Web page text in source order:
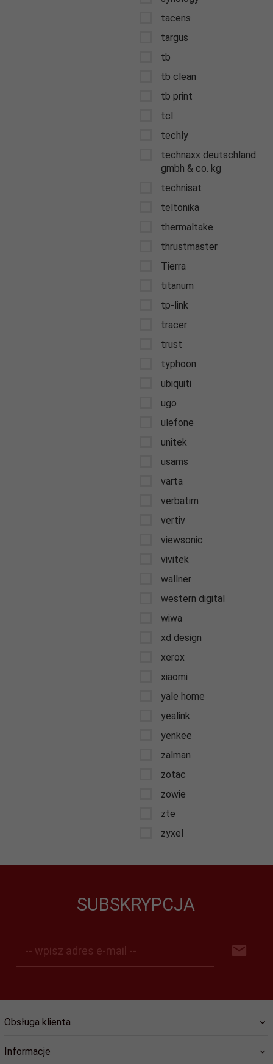
tacens
targus
tb
tb clean
tb print
tcl
techly
technaxx deutschland
gmbh & co. kg
technisat
teltonika
thermaltake
thrustmaster
Tierra
titanum
tp-link
tracer
trust
typhoon
ubiquiti
ugo
ulefone
unitek
usams
varta
verbatim
vertiv
viewsonic
vivitek
wallner
western digital
wiwa
xd design
xerox
xiaomi
yale home
yealink
yenkee
zalman
zotac
zowie
zte
zyxel
SUBSKRYPCJA
-- wpisz adres e-mail --
Obsługa klienta
Informacje